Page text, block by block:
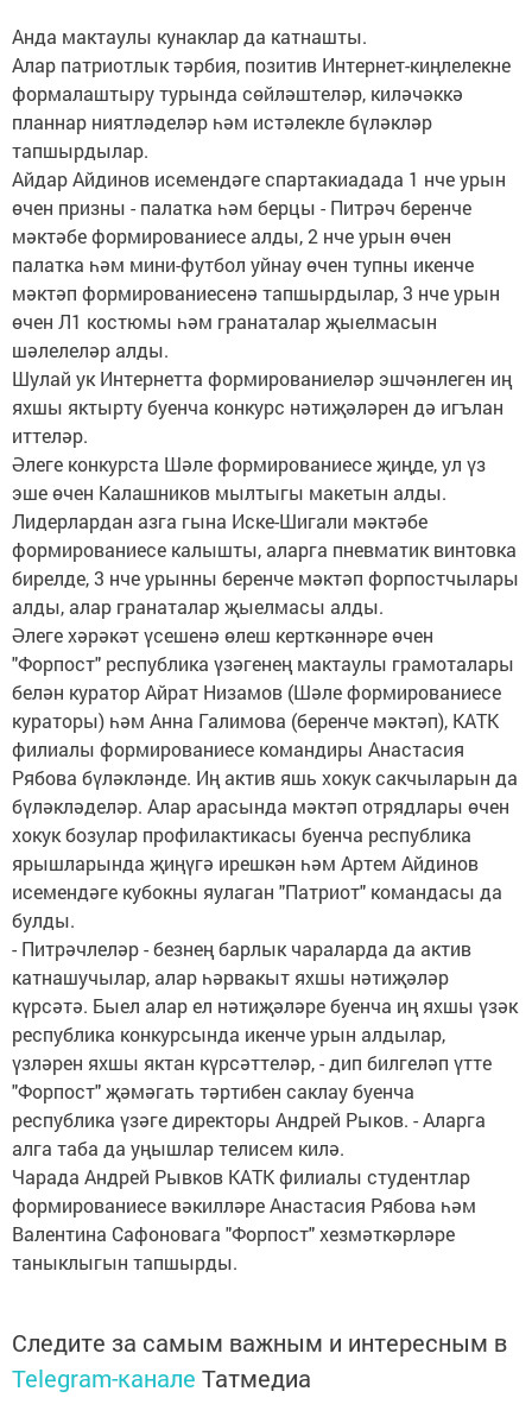
Анда мактаулы кунаклар да катнашты.
Алар патриотлык тәрбия, позитив Интернет-киңлелекне
формалаштыру турында сөйләштеләр, киләчәккә
планнар ниятләделәр һәм истәлекле бүләкләр
тапшырдылар.
Айдар Айдинов исемендәге спартакиадада 1 нче урын
өчен призны - палатка һәм берцы - Питрәч беренче
мәктәбе формированиесе алды, 2 нче урын өчен
палатка һәм мини-футбол уйнау өчен тупны икенче
мәктәп формированиесенә тапшырдылар, 3 нче урын
өчен Л1 костюмы һәм гранаталар җыелмасын
шәлелеләр алды.
Шулай ук Интернетта формированиеләр эшчәнлеген иң
яхшы яктырту буенча конкурс нәтиҗәләрен дә игълан
иттеләр.
Әлеге конкурста Шәле формированиесе җиңде, ул үз
эше өчен Калашников мылтыгы макетын алды.
Лидерлардан азга гына Иске-Шигали мәктәбе
формированиесе калышты, аларга пневматик винтовка
бирелде, 3 нче урынны беренче мәктәп форпостчылары
алды, алар гранаталар җыелмасы алды.
Әлеге хәрәкәт үсешенә өлеш керткәннәре өчен
"Форпост" республика үзәгенең мактаулы грамоталары
белән куратор Айрат Низамов (Шәле формированиесе
кураторы) һәм Анна Галимова (беренче мәктәп), КАТК
филиалы формированиесе командиры Анастасия
Рябова бүләкләнде. Иң актив яшь хокук сакчыларын да
бүләкләделәр. Алар арасында мәктәп отрядлары өчен
хокук бозулар профилактикасы буенча республика
ярышларында җиңүгә ирешкән һәм Артем Айдинов
исемендәге кубокны яулаган "Патриот" командасы да
булды.
- Питрәчлеләр - безнең барлык чараларда да актив
катнашучылар, алар һәрвакыт яхшы нәтиҗәләр
күрсәтә. Быел алар ел нәтиҗәләре буенча иң яхшы үзәк
республика конкурсында икенче урын алдылар,
үзләрен яхшы яктан күрсәттеләр, - дип билгеләп үтте
"Форпост" җәмәгать тәртибен саклау буенча
республика үзәге директоры Андрей Рыков. - Аларга
алга таба да уңышлар телисем килә.
Чарада Андрей Рывков КАТК филиалы студентлар
формированиесе вәкилләре Анастасия Рябова һәм
Валентина Сафоновага "Форпост" хезмәткәрләре
таныклыгын тапшырды.
Следите за самым важным и интересным в
Telegram-канале Татмедиа